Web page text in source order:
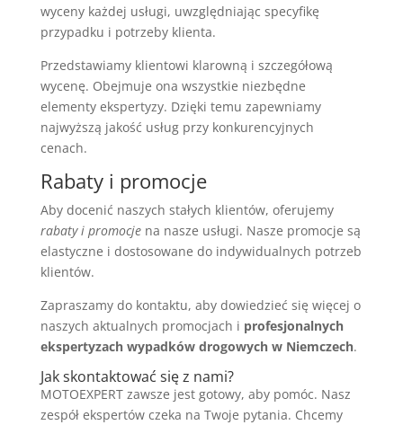
wyceny każdej usługi, uwzględniając specyfikę
przypadku i potrzeby klienta.
Przedstawiamy klientowi klarowną i szczegółową
wycenę. Obejmuje ona wszystkie niezbędne
elementy ekspertyzy. Dzięki temu zapewniamy
najwyższą jakość usług przy konkurencyjnych
cenach.
Rabaty i promocje
Aby docenić naszych stałych klientów, oferujemy
rabaty i promocjena nasze usługi. Nasze promocje są
elastyczne i dostosowane do indywidualnych potrzeb
klientów.
Zapraszamy do kontaktu, aby dowiedzieć się więcej o
naszych aktualnych promocjach i profesjonalnych
ekspertyzach wypadków drogowych w Niemczech.
Jak skontaktować się z nami?
MOTOEXPERT zawsze jest gotowy, aby pomóc. Nasz
zespół ekspertów czeka na Twoje pytania. Chcemy